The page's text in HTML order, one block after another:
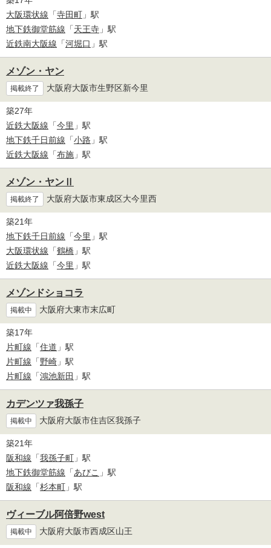
大阪環状線 「寺田町 」駅
地下鉄御堂筋線 「天王寺 」駅
近鉄南大阪線 「河堀口 」駅
メゾン・ヤン
掲載終了 大阪府大阪市生野区新今里
築27年
近鉄大阪線 「今里 」駅
地下鉄千日前線 「小路 」駅
近鉄大阪線 「布施 」駅
メゾン・ヤンⅡ
掲載終了 大阪府大阪市東成区大今里西
築21年
地下鉄千日前線 「今里 」駅
大阪環状線 「鶴橋 」駅
近鉄大阪線 「今里 」駅
メゾンドショコラ
掲載中 大阪府大東市末広町
築17年
片町線 「住道 」駅
片町線 「野崎 」駅
片町線 「鴻池新田 」駅
カデンツァ我孫子
掲載中 大阪府大阪市住吉区我孫子
築21年
阪和線 「我孫子町 」駅
地下鉄御堂筋線 「あびこ 」駅
阪和線 「杉本町 」駅
ヴィーブル阿倍野west
掲載中 大阪府大阪市西成区山王